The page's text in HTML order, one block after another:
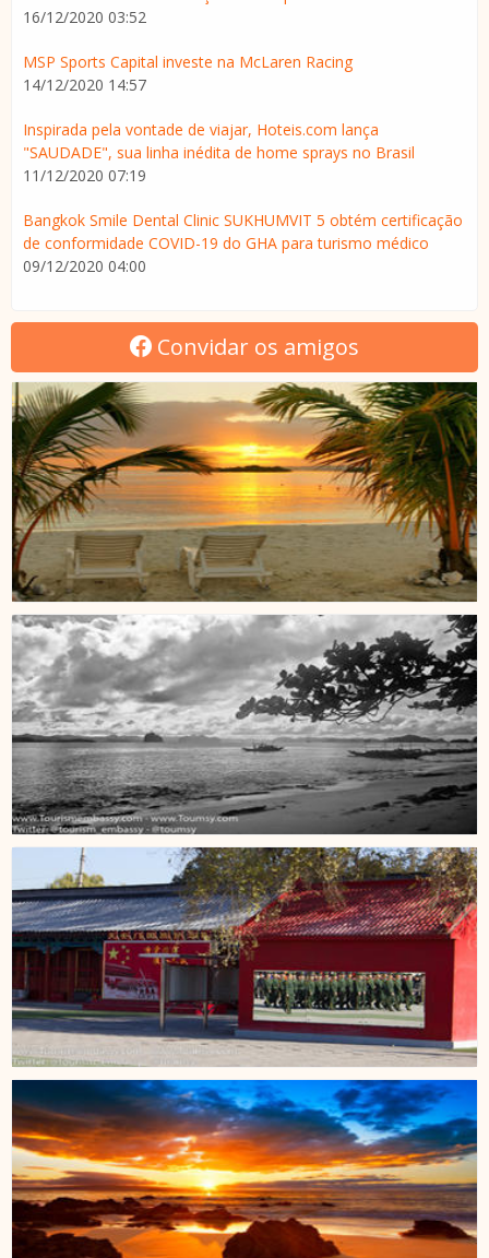
16/12/2020 03:52
MSP Sports Capital investe na McLaren Racing
14/12/2020 14:57
Inspirada pela vontade de viajar, Hoteis.com lança
"SAUDADE", sua linha inédita de home sprays no Brasil
11/12/2020 07:19
Bangkok Smile Dental Clinic SUKHUMVIT 5 obtém certificação
de conformidade COVID-19 do GHA para turismo médico
09/12/2020 04:00
Convidar os amigos